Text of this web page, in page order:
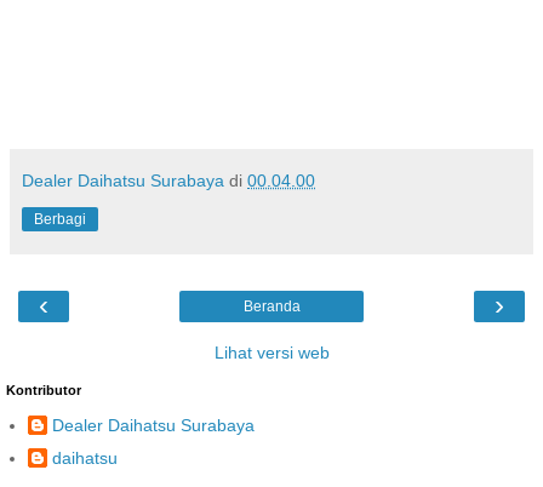
Dealer Daihatsu Surabaya di 00.04.00
Berbagi
‹ ›
Beranda
Lihat versi web
Kontributor
Dealer Daihatsu Surabaya
daihatsu